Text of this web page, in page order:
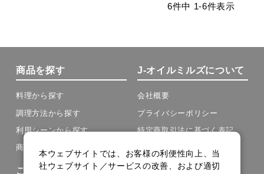
6件中 1-6件表示
商品を探す
料理から探す
調理方法から探す
利用シーンから探す
商品の種類から探す
J-オイルミルズについて
会社概要
プライバシーポリシー
特定商取引法に基づく表記
ご利用について その他
本ウェブサイトでは、お客様の利便性向上、当
社ウェブサイト／サービスの改善、および適切